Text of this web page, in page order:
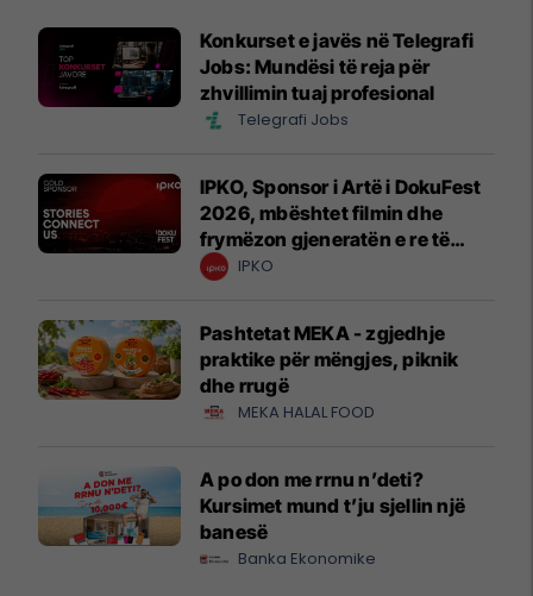
Konkurset e javës në Telegrafi
Jobs: Mundësi të reja për
zhvillimin tuaj profesional
Telegrafi Jobs
IPKO, Sponsor i Artë i DokuFest
2026, mbështet filmin dhe
frymëzon gjeneratën e re të
krijuesve
IPKO
Pashtetat MEKA - zgjedhje
praktike për mëngjes, piknik
dhe rrugë
MEKA HALAL FOOD
A po don me rrnu n’deti?
Kursimet mund t’ju sjellin një
banesë
Banka Ekonomike